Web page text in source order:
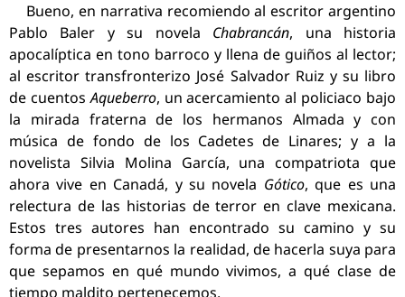
Bueno, en narrativa recomiendo al escritor argentino
Pablo Baler y su novela Chabrancán, una historia
apocalíptica en tono barroco y llena de guiños al lector;
al escritor transfronterizo José Salvador Ruiz y su libro
de cuentosAqueberro, un acercamiento al policiaco bajo
la mirada fraterna de los hermanos Almada y con
música de fondo de los Cadetes de Linares; y a la
novelista Silvia Molina García, una compatriota que
ahora vive en Canadá, y su novela Gótico, que es una
relectura de las historias de terror en clave mexicana.
Estos tres autores han encontrado su camino y su
forma de presentarnos la realidad, de hacerla suya para
que sepamos en qué mundo vivimos, a qué clase de
tiempo maldito pertenecemos.